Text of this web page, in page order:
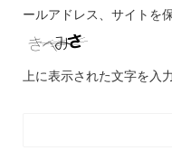
ールアドレス、サイトを
上に表示された文字を入